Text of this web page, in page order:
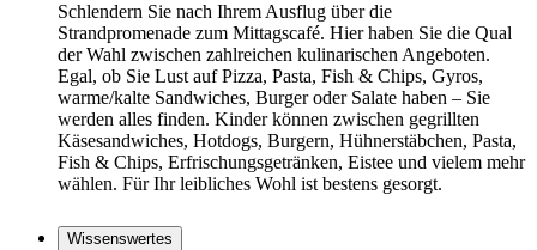
Schlendern Sie nach Ihrem Ausflug über die
Strandpromenade zum Mittagscafé. Hier haben Sie die Qual
der Wahl zwischen zahlreichen kulinarischen Angeboten.
Egal, ob Sie Lust auf Pizza, Pasta, Fish & Chips, Gyros,
warme/kalte Sandwiches, Burger oder Salate haben – Sie
werden alles finden. Kinder können zwischen gegrillten
Käsesandwiches, Hotdogs, Burgern, Hühnerstäbchen, Pasta,
Fish & Chips, Erfrischungsgetränken, Eistee und vielem mehr
wählen. Für Ihr leibliches Wohl ist bestens gesorgt.
Wissenswertes